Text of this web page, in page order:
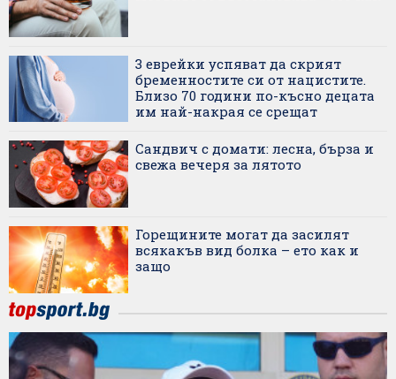
3 еврейки успяват да скрият
бременностите си от нацистите.
Близо 70 години по-късно децата
им най-накрая се срещат
Сандвич с домати: лесна, бърза и
свежа вечеря за лятото
Горещините могат да засилят
всякакъв вид болка – ето как и
защо